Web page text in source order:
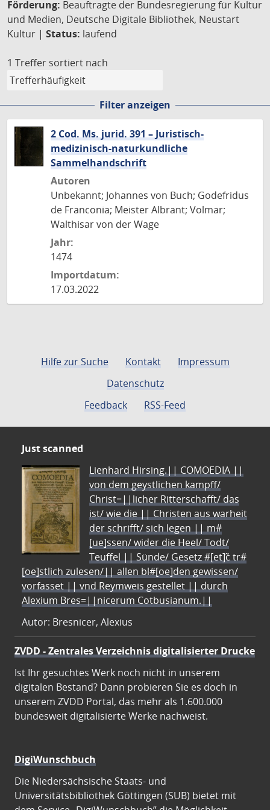
Förderung: Beauftragte der Bundesregierung für Kultur
und Medien, Deutsche Digitale Bibliothek, Neustart
Kultur | Status: laufend
1 Treffer sortiert nach
Filter anzeigen
2 Cod. Ms. jurid. 391 – Juristisch-
medizinisch-naturkundliche
Sammelhandschrift
Autoren
Unbekannt; Johannes von Buch; Godefridus
de Franconia; Meister Albrant; Volmar;
Walthisar von der Wage
Jahr:
1474
Importdatum:
17.03.2022
Hilfe zur Suche Kontakt
Impressum
Datenschutz
Feedback
RSS-Feed
Just scanned
Lienhard Hirsing.|| COMOEDIA ||
von dem geystlichen kampff/
Christ=||licher Ritterschafft/ das
ist/ wie die || Christen aus warheit
der schrifft/ sich legen || m#
[ue]ssen/ wider die Heel/ Todt/
Teuffel || Sünde/ Gesetz #[et]c̃ tr#
[oe]stlich zulesen/|| allen bl#[oe]den gewissen/
vorfasset || vnd Reymweis gestellet || durch
Alexium Bres=||nicerum Cotbusianum.||
Autor: Bresnicer, Alexius
ZVDD - Zentrales Verzeichnis digitalisierter Drucke
Ist Ihr gesuchtes Werk noch nicht in unserem
digitalen Bestand? Dann probieren Sie es doch in
unserem ZVDD Portal, das mehr als 1.600.000
bundesweit digitalisierte Werke nachweist.
DigiWunschbuch
Die Niedersächsische Staats- und
Universitätsbibliothek Göttingen (SUB) bietet mit